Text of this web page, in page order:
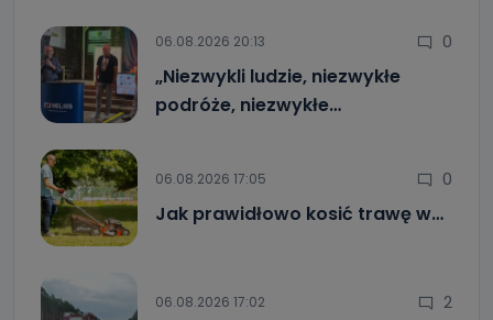
06.08.2026 20:13 0
„Niezwykli ludzie, niezwykłe
podróże, niezwykłe…
06.08.2026 17:05 0
Jak prawidłowo kosić trawę w…
06.08.2026 17:02 2